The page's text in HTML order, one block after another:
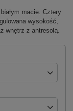
macie. Cztery
wysokość,
wnętrz z antresolą.